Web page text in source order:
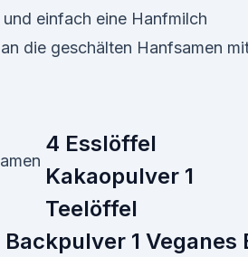
einfach eine Hanfmilch
die geschälten Hanfsamen
4 Esslöffel
Kakaopulver 1
Teelöffel
1 Veganes